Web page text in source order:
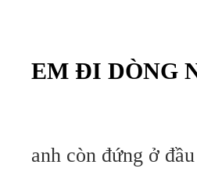
EM ĐI DÒNG
anh còn đứng ở